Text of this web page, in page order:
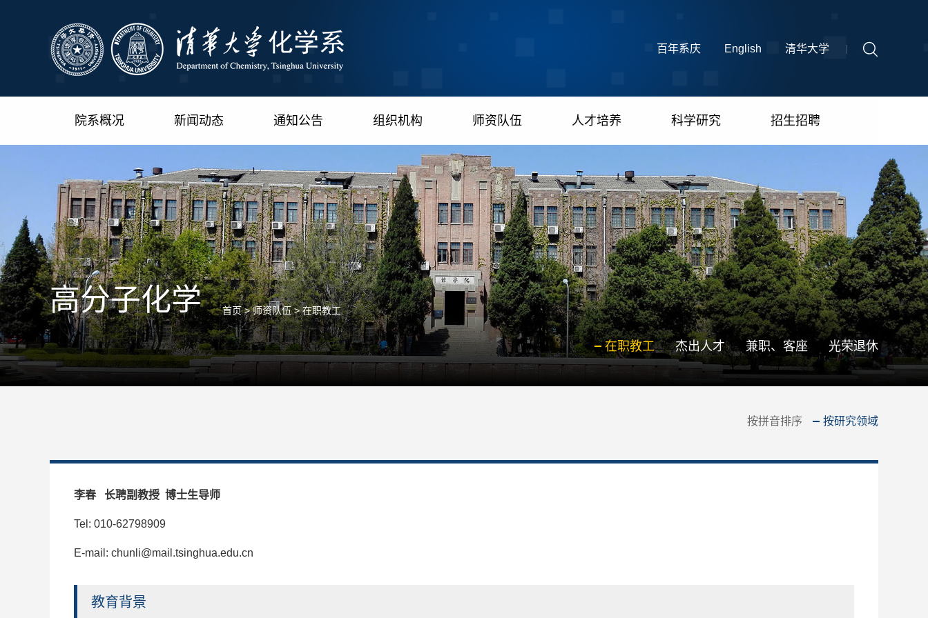
百年系庆 English 清华大学
院系概况 新闻动态 通知公告 组织机构 师资队伍 人才培养 科学研究 招生招聘
高分子化学 首页>师资队伍>在职教工
在职教工 杰出人才 兼职、客座 光荣退休
按拼音排序 按研究领域
李春 长聘副教授 博士生导师
Tel: 010-62798909
E-mail: chunli@mail.tsinghua.edu.cn
教育背景